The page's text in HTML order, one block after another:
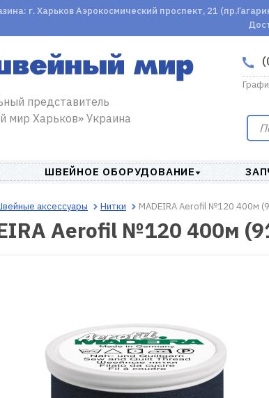
г. Харьков Аэрокосмический проспект, 21
представитель
мир Харьков» Украина
ШВЕЙНОЕ ОБОРУДОВАНИЕ
аксессуары Нитки MADEIRA Aerofil №120 400м
Aerofil №120 400м